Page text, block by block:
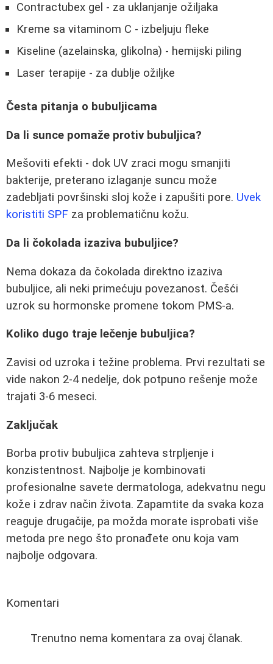
Contractubex gel - za uklanjanje ožiljaka
Kreme sa vitaminom C - izbeljuju fleke
Kiseline (azelainska, glikolna) - hemijski piling
Laser terapije - za dublje ožiljke
Česta pitanja o bubuljicama
Da li sunce pomaže protiv bubuljica?
Mešoviti efekti - dok UV zraci mogu smanjiti
bakterije, preterano izlaganje suncu može
zadebljati površinski sloj kože i zapušiti pore. Uvek
koristiti SPF za problematičnu kožu.
Da li čokolada izaziva bubuljice?
Nema dokaza da čokolada direktno izaziva
bubuljice, ali neki primećuju povezanost. Češći
uzrok su hormonske promene tokom PMS-a.
Koliko dugo traje lečenje bubuljica?
Zavisi od uzroka i težine problema. Prvi rezultati se
vide nakon 2-4 nedelje, dok potpuno rešenje može
trajati 3-6 meseci.
Zaključak
Borba protiv bubuljica zahteva strpljenje i
konzistentnost. Najbolje je kombinovati
profesionalne savete dermatologa, adekvatnu negu
kože i zdrav način života. Zapamtite da svaka koza
reaguje drugačije, pa možda morate isprobati više
metoda pre nego što pronađete onu koja vam
najbolje odgovara.
Komentari
Trenutno nema komentara za ovaj članak.